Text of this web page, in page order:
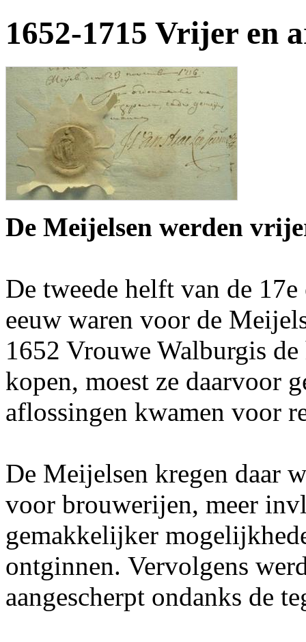
1652-1715 Vrijer en
De Meijelsen werden
De tweede helft van de
eeuw waren voor de
1652 Vrouwe Walburgis
kopen, moest ze daarvoor
aflossingen kwamen voor
De Meijelsen kregen daar
voor brouwerijen, meer
gemakkelijker
ontginnen. Vervolgens
aangescherpt ondanks de